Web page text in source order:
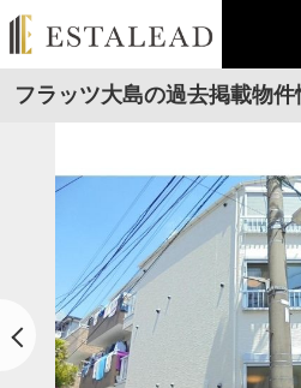
フラッツ大島の過去掲載物件